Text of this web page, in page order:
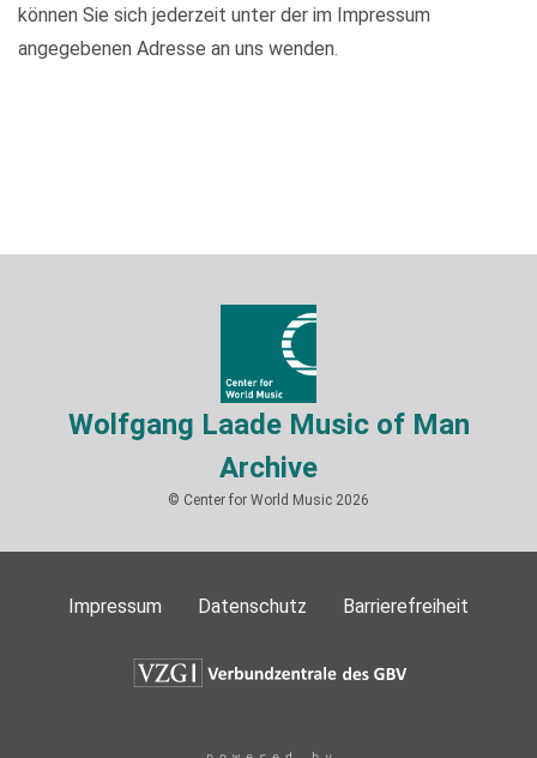
können Sie sich jederzeit unter der im Impressum
angegebenen Adresse an uns wenden.
Wolfgang Laade Music of Man
Archive
© Center for World Music 2026
Impressum Datenschutz Barrierefreiheit